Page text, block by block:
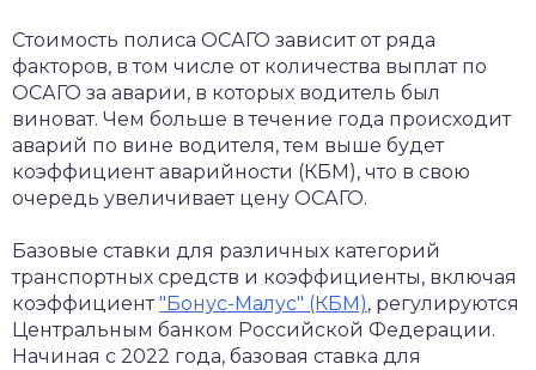
Стоимость полиса ОСАГО зависит от ряда
факторов, в том числе от количества выплат по
ОСАГО за аварии, в которых водитель был
виноват. Чем больше в течение года происходит
аварий по вине водителя, тем выше будет
коэффициент аварийности (КБМ), что в свою
очередь увеличивает цену ОСАГО.
Базовые ставки для различных категорий
транспортных средств и коэффициенты, включая
коэффициент"Бонус-Малус" (КБМ), регулируются
Центральным банком Российской Федерации.
Начиная с 2022 года, базовая ставка для